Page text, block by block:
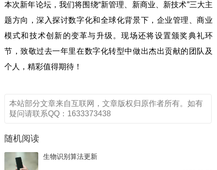
本次新年论坛，我们将围绕“新管理、新商业、新技术”三大主
题方向，深入探讨数字化和全球化背景下，企业管理、商业
模式和技术创新的变革与升级。现场还将设置颁奖典礼环
节，致敬过去一年里在数字化转型中做出杰出贡献的团队及
个人，精彩值得期待！
本站部分文章来自互联网，文章版权归原作者所有。如有
疑问请联系QQ：1633373438
随机阅读
生物识别算法更新